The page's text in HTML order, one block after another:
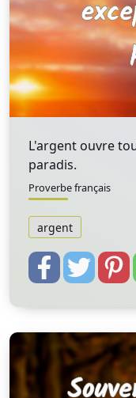
L'argent ouvre
paradis.
Proverbe français
argent